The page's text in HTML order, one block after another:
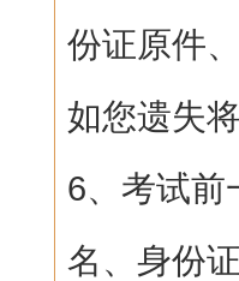
份证原件
如您遗失
6、考试前
名、身份